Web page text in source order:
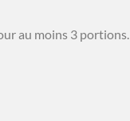
au moins 3 portions.